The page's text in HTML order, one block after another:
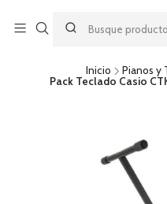
por una compra mínima de
acumulable a otras
Inicio Pianos y
Pack Teclado Casio